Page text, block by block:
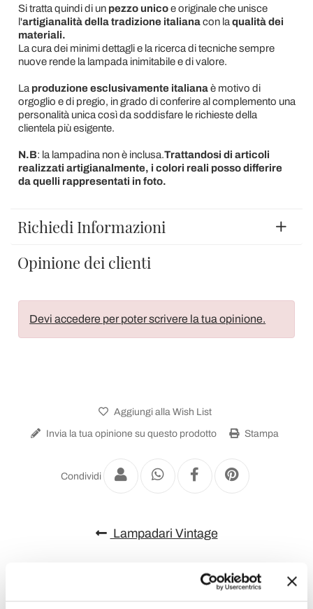
Si tratta quindi di un pezzo unicoe originale che unisce
l'artigianalità della tradizione italianacon la qualità dei
materiali.
La cura dei minimi dettagli e la ricerca di tecniche sempre
nuove rende la lampada inimitabile e di valore.
La produzione esclusivamente italianaè motivo di
orgoglio e di pregio, in grado di conferire al complemento una
personalità unica così da soddisfare le richieste della
clientela più esigente.
N.B: la lampadina non è inclusa.Trattandosi di articoli
realizzati artigianalmente, i colori reali posso differire
da quelli rappresentati in foto.
Richiedi Informazioni
Opinione dei clienti
Devi accedere per poter scrivere la tua opinione.
Aggiungi alla Wish List
Invia la tua opinione su questo prodotto Stampa
Condividi
Lampadari Vintage